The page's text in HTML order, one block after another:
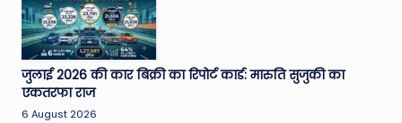
जुलाई 2026 की कार बिक्री का रिपोर्ट कार्ड: मारुति सुजुकी का
एकतरफा राज
6 August 2026